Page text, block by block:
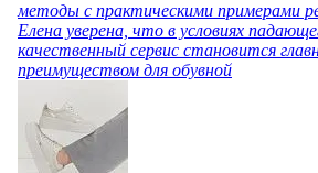
методы с практическими примерами
Елена уверена, что в условиях
качественный сервис становится
преимуществом для обувной